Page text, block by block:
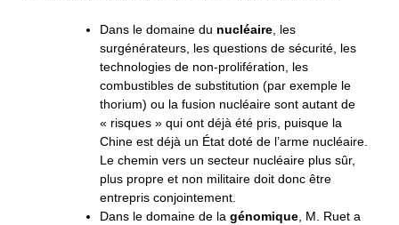
Dans le domaine du nucléaire , les
surgénérateurs, les questions de sécurité, les
technologies de non-prolifération, les
combustibles de substitution (par exemple le
thorium) ou la fusion nucléaire sont autant de
« risques » qui ont déjà été pris, puisque la
Chine est déjà un État doté de l’arme nucléaire.
Le chemin vers un secteur nucléaire plus sûr,
plus propre et non militaire doit donc être
entrepris conjointement.
Dans le domaine de la génomique , M. Ruet a